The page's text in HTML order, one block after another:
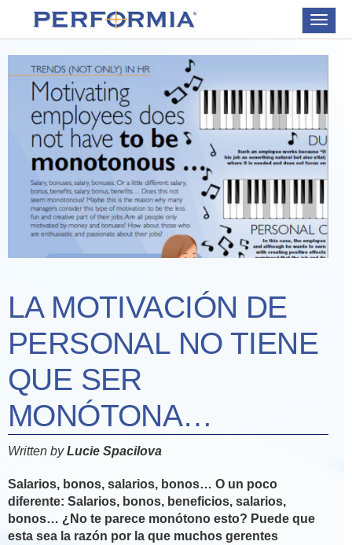
Toggle
LA MOTIVACIÓN DE
PERSONAL NO TIENE
QUE SER
MONÓTONA…
Written byLucie Spacilova
Salarios, bonos, salarios, bonos… O un poco
diferente: Salarios, bonos, beneficios, salarios,
bonos… ¿No te parece monótono esto? Puede que
esta sea la razón por la que muchos gerentes